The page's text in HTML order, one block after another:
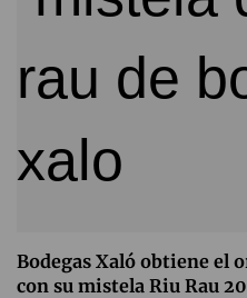
Bodegas Xaló obtiene el
con su mistela Riu Rau